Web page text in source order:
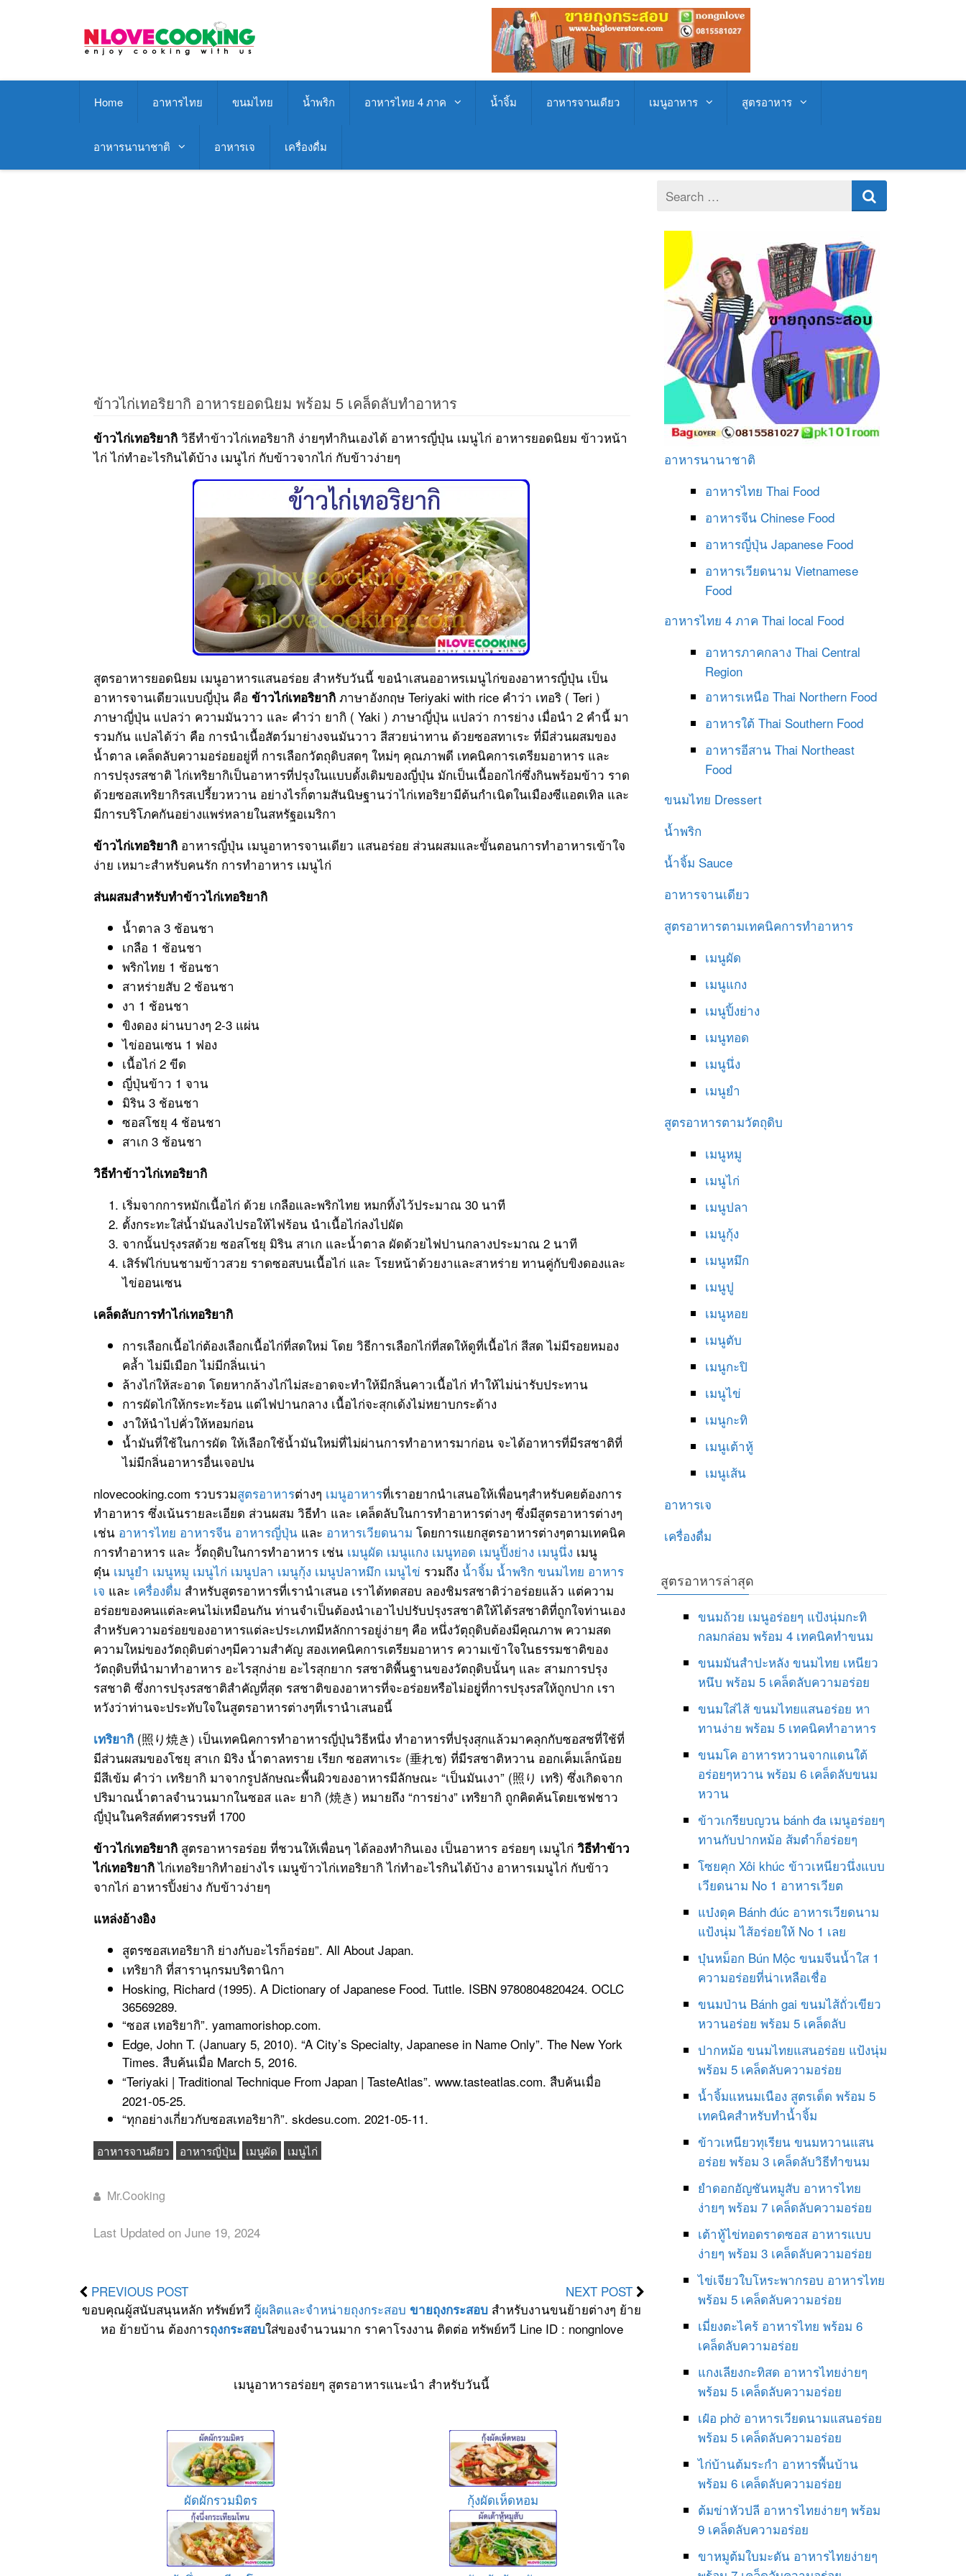
Home อาหารไทย ขนมไทย น้ำพริก อาหารไทย 4 ภาค น้ำจิ้ม อาหารจานเดียว เมนูอาหาร สูตรอาหาร
อาหารนานาชาติ อาหารเจ เครื่องดื่ม
ข้าวไก่เทอริยากิ อาหารยอดนิยม พร้อม 5 เคล็ดลับทำอาหาร
ข้าวไก่เทอริยากิ วิธีทำข้าวไก่เทอริยากิ ง่ายๆทำกินเองได้ อาหารญี่ปุ่น เมนูไก่ อาหารยอดนิยม ข้าวหน้า
ไก่ ไก่ทำอะไรกินได้บ้าง เมนูไก่ กับข้าวจากไก่ กับข้าวง่ายๆ
สูตรอาหารยอดนิยม เมนูอาหารแสนอร่อย สำหรับวันนี้ ขอนำเสนออาหรเมนูไก่ของอาหารญี่ปุ่น เป็น
อาหารจานเดียวแบบญี่ปุ่น คือ ข้าวไก่เทอริยากิ ภาษาอังกฤษ Teriyaki with rice คำว่า เทอริ ( Teri )
ภาษาญี่ปุ่น แปลว่า ความมันวาว และ คำว่า ยากิ ( Yaki ) ภาษาญี่ปุ่น แปลว่า การย่าง เมื่อนำ 2 คำนี้ มา
รวมกัน แปลได้ว่า คือ การนำเนื้อสัตว์มาย่างจนมันวาว สีสวยน่าทาน ด้วยซอสทาเระ ที่มีส่วนผสมของ
น้ำตาล เคล็ดลับความอร่อยอยู่ที่ การเลือกวัตถุดิบสดๆ ใหม่ๆ คุณภาพดี เทคนิคการเตรียมอาหาร และ
การปรุงรสชาติ ไก่เทริยากิเป็นอาหารที่ปรุงในแบบดั้งเดิมของญี่ปุ่น มักเป็นเนื้ออกไก่ซึ่งกินพร้อมข้าว ราด
ด้วยซอสเทริยากิรสเปรี้ยวหวาน อย่างไรก็ตามสันนิษฐานว่าไก่เทอริยามีต้นกำเนิดในเมืองซีแอตเทิล และ
มีการบริโภคกันอย่างแพร่หลายในสหรัฐอเมริกา
ข้าวไก่เทอริยากิ อาหารญี่ปุ่น เมนูอาหารจานเดียว แสนอร่อย ส่วนผสมและขั้นตอนการทำอาหารเข้าใจ
ง่าย เหมาะสำหรับคนรัก การทำอาหาร เมนูไก่
ส่นผสมสำหรับทำข้าวไก่เทอริยากิ
น้ำตาล 3 ช้อนชา
เกลือ 1 ช้อนชา
พริกไทย 1 ช้อนชา
สาหร่ายสับ 2 ช้อนชา
งา 1 ช้อนชา
ขิงดอง ผ่านบางๆ 2-3 แผ่น
ไข่ออนเซน 1 ฟอง
เนื้อไก่ 2 ขีด
ญี่ปุ่นข้าว 1 จาน
มิริน 3 ช้อนชา
ซอสโชยุ 4 ช้อนชา
สาเก 3 ช้อนชา
วิธีทำข้าวไก่เทอริยากิ
เริ่มจากการหมักเนื้อไก่ ด้วย เกลือและพริกไทย หมกทิ้งไว้ประมาณ 30 นาที
ตั้งกระทะใส่น้ำมันลงไปรอให้ไฟร้อน นำเนื้อไก่ลงไปผัด
จากนั้นปรุงรสด้วย ซอสโชยุ มิริน สาเก และน้ำตาล ผัดด้วยไฟปานกลางประมาณ 2 นาที
เสิร์ฟไก่บนชามข้าวสวย ราดซอสบนเนื้อไก่ และ โรยหน้าด้วยงาและสาหร่าย ทานคู่กับขิงดองและ
ไข่ออนเซน
เคล็ดลับการทำไก่เทอริยากิ
การเลือกเนื้อไก่ต้องเลือกเนื้อไก่ที่สดใหม่ โดย วิธีการเลือกไก่ที่สดให้ดูที่เนื้อไก่ สีสด ไม่มีรอยหมอง
คล้ำ ไม่มีเมือก ไม่มีกลิ่นเน่า
ล้างไก่ให้สะอาด โดยหากล้างไก่ไม่สะอาดจะทำให้มีกลิ่นคาวเนื้อไก่ ทำให้ไม่น่ารับประทาน
การผัดไก่ให้กระทะร้อน แต่ไฟปานกลาง เนื้อไก่จะสุกเด้งไม่หยาบกระด้าง
งาให้นำไปคั่วให้หอมก่อน
น้ำมันที่ใช้ในการผัด ให้เลือกใช้น้ำมันใหม่ที่ไม่ผ่านการทำอาหารมาก่อน จะได้อาหารที่มีรสชาติที่
ไม่มีกลิ่นอาหารอื่นเจอปน
nlovecooking.com รวบรวมสูตรอาหารต่างๆ เมนูอาหารที่เราอยากนำเสนอให้เพื่อนๆสำหรับคยต้องการ
ทำอาหาร ซึ่งเน้นรายละเอียด ส่วนผสม วิธีทำ และ เคล็ดลับในการทำอาหารต่างๆ ซึ่งมีสูตรอาหารต่างๆ
เช่น อาหารไทย อาหารจีน อาหารญี่ปุ่น และ อาหารเวียดนาม โดยการแยกสูตรอาหารต่างๆตามเทคนิค
การทำอาหาร และ วััตถุดิบในการทำอาหาร เช่น เมนูผัด เมนูแกง เมนูทอด เมนูปิ้งย่าง เมนูนึ่ง เมนู
ตุ๋น เมนูยำ เมนูหมู เมนูไก่ เมนูปลา เมนูกุ้ง เมนูปลาหมึก เมนูไข่ รวมถึง น้ำจิ้ม น้ำพริก ขนมไทย อาหาร
เจ และ เครื่องดื่ม สำหรับสูตรอาหารที่เรานำเสนอ เราได้ทดสอบ ลองชิมรสชาติว่าอร่อยแล้ว แต่ความ
อร่อยของคนแต่ละคนไม่เหมือนกัน ท่านจำเป็นต้องนำเอาไปปรับปรุงรสชาติให้ได้รสชาติที่ถูกใจท่านเอง
สำหรับความอร่อยของอาหารแต่ละประเภทมีหลักการอยู่ง่ายๆ คือ หนึ่งวัตุถุดิบต้องมีคุณภาพ ความสด
ความใหม่ของวัตถุดิบต่างๆมีความสำคัญ สองเทคนิคการเตรียมอาหาร ความเข้าใจในธรรมชาติของ
วัตถุดิบที่นำมาทำอาหาร อะไรสุกง่าย อะไรสุกยาก รสชาติพื้นฐานของวัตถุดิบนั้นๆ และ สามการปรุง
รสชาติ ซึ่งการปรุงรสชาติสำคัญที่สุด รสชาติของอาหารที่จะอร่อยหรือไม่อยูู่ที่การปรุงรสให้ถูกปาก เรา
หวังว่าท่านจะประทับใจในสูตรอาหารต่างๆที่เรานำเสนอนี้
เทริยากิ (照り焼き) เป็นเทคนิคการทำอาหารญี่ปุ่นวิธีหนึ่ง ทำอาหารที่ปรุงสุกแล้วมาคลุกกับซอสชที่ใช้ที่
มีส่วนผสมของโชยุ สาเก มิริง น้ำตาลทราย เรียก ซอสทาเระ (垂れช) ที่มีรสชาติหวาน ออกเค็มเล็กน้อย
มีสีเข้ม คำว่า เทริยากิ มาจากรูปลักษณะพื้นผิวของอาหารมีลักษณะ “เป็นมันเงา” (照り เทริ) ซึ่งเกิดจาก
ปริมาณน้ำตาลจำนวนมากในซอส และ ยากิ (焼き) หมายถึง “การย่าง” เทริยากิ ถูกคิดค้นโดยเชฟชาว
ญี่ปุ่นในคริสต์ทศวรรษที่ 1700
ข้าวไก่เทอริยากิ สูตรอาหารอร่อย ที่ชวนให้เพื่อนๆ ได้ลองทำกินเอง เป็นอาหาร อร่อยๆ เมนูไก่ วิธีทำข้าว
ไก่เทอริยากิไก่เทอริยากิทำอย่างไร เมนูข้าวไก่เทอริยากิ ไก่ทำอะไรกินได้บ้าง อาหารเมนูไก่ กับข้าว
จากไก่ อาหารปิ้งย่าง กับข้าวง่ายๆ
แหล่งอ้างอิง
สูตรซอสเทอริยากิ ย่างกับอะไรก็อร่อย”. All About Japan.
เทริยากิ ที่สารานุกรมบริตานิกา
Hosking, Richard (1995). A Dictionary of Japanese Food. Tuttle. ISBN 9780804820424. OCLC
36569289.
“ซอส เทอริยากิ”. yamamorishop.com.
Edge, John T. (January 5, 2010). “A City’s Specialty, Japanese in Name Only”. The New York
Times. สืบค้นเมื่อ March 5, 2016.
“Teriyaki | Traditional Technique From Japan | TasteAtlas”. www.tasteatlas.com. สืบค้นเมื่อ
2021-05-25.
“ทุกอย่างเกี่ยวกับซอสเทอริยากิ”. skdesu.com. 2021-05-11.
อาหารจานดียว อาหารญี่ปุ่น เมนูผัด เมนูไก่
Mr.Cooking
Last Updated on June 19, 2024
PREVIOUS POST
NEXT POST
ขอบคุณผู้สนับสนุนหลัก ทรัพย์ทวี ผู้ผลิตและจำหน่ายถุงกระสอบ ขายถุงกระสอบ สำหรับงานขนย้ายต่างๆ ย้าย
หอ ย้ายบ้าน ต้องการถุงกระสอบใส่ของจำนวนมาก ราคาโรงงาน ติดต่อ ทรัพย์ทวี Line ID : nongnlove
เมนูอาหารอร่อยๆ สูตรอาหารแนะนำ สำหรับวันนี้
ผัดผักรวมมิตร กุ้งผัดเห็ดหอม
Search
for
อาหารนานาชาติ
อาหารไทย Thai Food
อาหารจีน Chinese Food
อาหารญี่ปุ่น Japanese Food
อาหารเวียดนาม Vietnamese
Food
อาหารไทย 4 ภาค Thai local Food
อาหารภาคกลาง Thai Central
Region
อาหารเหนือ Thai Northern Food
อาหารใต้ Thai Southern Food
อาหารอีสาน Thai Northeast
Food
ขนมไทย Dressert
น้ำพริก
น้ำจิ้ม Sauce
อาหารจานเดียว
สูตรอาหารตามเทคนิคการทำอาหาร
เมนูผัด
เมนูแกง
เมนูปิ้งย่าง
เมนูทอด
เมนูนึ่ง
เมนูยำ
สูตรอาหารตามวัตถุดิบ
เมนูหมู
เมนูไก่
เมนูปลา
เมนูกุ้ง
เมนูหมึก
เมนูปู
เมนูหอย
เมนูตับ
เมนูกะปิ
เมนูไข่
เมนูกะทิ
เมนูเต้าหู้
เมนูเส้น
อาหารเจ
เครื่องดื่ม
สูตรอาหารล่าสุด
ขนมถ้วย เมนูอร่อยๆ แป้งนุ่มกะทิ
กลมกล่อม พร้อม 4 เทคนิคทำขนม
ขนมมันสำปะหลัง ขนมไทย เหนียว
หนึบ พร้อม 5 เคล็ดลับความอร่อย
ขนมใส่ไส้ ขนมไทยแสนอร่อย หา
ทานง่าย พร้อม 5 เทคนิคทำอาหาร
ขนมโค อาหารหวานจากแดนใต้
อร่อยๆหวาน พร้อม 6 เคล็ดลับขนม
หวาน
ข้าวเกรียบญวน bánh đa เมนูอร่อยๆ
ทานกับปากหม้อ ส้มตำก็อร่อยๆ
โซยคุก Xôi khúc ข้าวเหนียวนึ่งแบบ
เวียดนาม No 1 อาหารเวียต
แบ๋งดุค Bánh đúc อาหารเวียดนาม
แป้งนุ่ม ไส้อร่อยให้ No 1 เลย
บุ๋นหม็อก Bún Mộc ขนมจีนน้ำใส 1
ความอร่อยที่น่าเหลือเชื่อ
ขนมป่าน Bánh gai ขนมไส้ถั่วเขียว
หวานอร่อย พร้อม 5 เคล็ดลับ
ปากหม้อ ขนมไทยแสนอร่อย แป้งนุ่ม
พร้อม 5 เคล็ดลับความอร่อย
น้ำจิ้มแหนมเนือง สูตรเด็ด พร้อม 5
เทคนิคสำหรับทำน้ำจิ้ม
ข้าวเหนียวทุเรียน ขนมหวานแสน
อร่อย พร้อม 3 เคล็ดลับวิธีทำขนม
ยำดอกอัญชันหมูสับ อาหารไทย
ง่ายๆ พร้อม 7 เคล็ดลับความอร่อย
เต้าหู้ไข่ทอดราดซอส อาหารแบบ
ง่ายๆ พร้อม 3 เคล็ดลับความอร่อย
ไข่เจียวใบโหระพากรอบ อาหารไทย
พร้อม 5 เคล็ดลับความอร่อย
เมี่ยงตะไคร้ อาหารไทย พร้อม 6
เคล็ดลับความอร่อย
แกงเลียงกะทิสด อาหารไทยง่ายๆ
พร้อม 5 เคล็ดลับความอร่อย
เฝ๋อ phở อาหารเวียดนามแสนอร่อย
พร้อม 5 เคล็ดลับความอร่อย
ไก่บ้านต้มระกำ อาหารพื้นบ้าน
พร้อม 6 เคล็ดลับความอร่อย
ต้มข่าหัวปลี อาหารไทยง่ายๆ พร้อม
9 เคล็ดลับความอร่อย
ขาหมูต้มใบมะดัน อาหารไทยง่ายๆ